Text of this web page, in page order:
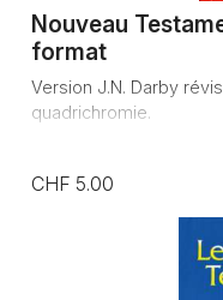
Nouveau
format
Version J.N. Darby
quadrichromie.
CHF 5.00